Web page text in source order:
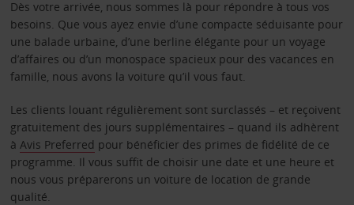
Dès votre arrivée, nous sommes là pour répondre à tous vos
besoins. Que vous ayez envie d’une compacte séduisante pour
une balade urbaine, d’une berline élégante pour un voyage
d’affaires ou d’un monospace spacieux pour des vacances en
famille, nous avons la voiture qu’il vous faut.
Les clients louant régulièrement sont surclassés – et reçoivent
gratuitement des jours supplémentaires – quand ils adhèrent
à Avis Preferred pour bénéficier des primes de fidélité de ce
programme. Il vous suffit de choisir une date et une heure et
nous vous préparerons un voiture de location de grande
qualité.